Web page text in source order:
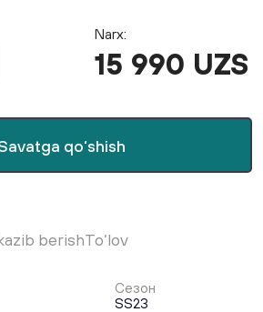
qo‘shish
Narx:
15 990 UZS
berishTo‘lov
Сезон
SS23